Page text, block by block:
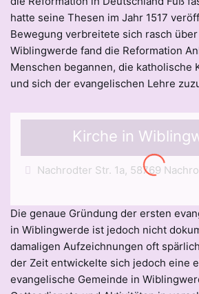
hatte seine Thesen im Jahr 1517
Bewegung verbreitete sich rasch über
Wiblingwerde fand die Reformation
Menschen begannen, die katholische
und sich der evangelischen Lehre
Kirche in
Nachrodter Str. 1a, 58769
Die genaue Gründung der ersten
in Wiblingwerde ist jedoch nicht
damaligen Aufzeichnungen oft
der Zeit entwickelte sich jedoch eine
evangelische Gemeinde in